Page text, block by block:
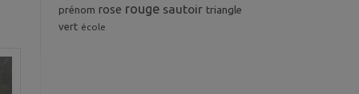
prénom rose rouge sautoir triangle
vert école